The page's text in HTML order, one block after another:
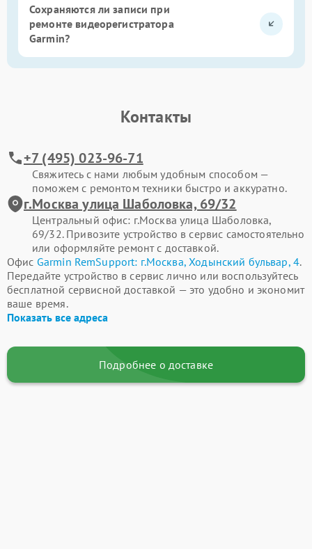
Сохраняются ли записи при
ремонте видеорегистратора
Garmin?
Контакты
+7 (495) 023-96-71
Свяжитесь с нами любым удобным способом —
поможем с ремонтом техники быстро и аккуратно.
г.Москва улица Шаболовка, 69/32
Центральный офис: г.Москва улица Шаболовка,
69/32. Привозите устройство в сервис самостоятельно
или оформляйте ремонт с доставкой.
Офис Garmin RemSupport: г.Москва, Ходынский бульвар, 4.
Передайте устройство в сервис лично или воспользуйтесь
бесплатной сервисной доставкой — это удобно и экономит
ваше время.
Показать все адреса
Подробнее о доставке